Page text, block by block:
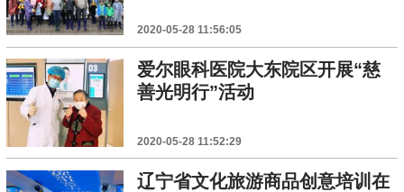
2020-05-28 11:56:05
爱尔眼科医院大东院区开展“慈
善光明行”活动
2020-05-28 11:52:29
辽宁省文化旅游商品创意培训在